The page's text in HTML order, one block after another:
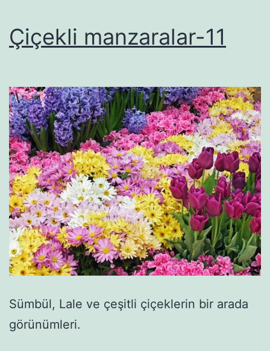
Çiçekli manzaralar-11
Sümbül, Lale ve çeşitli çiçeklerin bir arada
görünümleri.